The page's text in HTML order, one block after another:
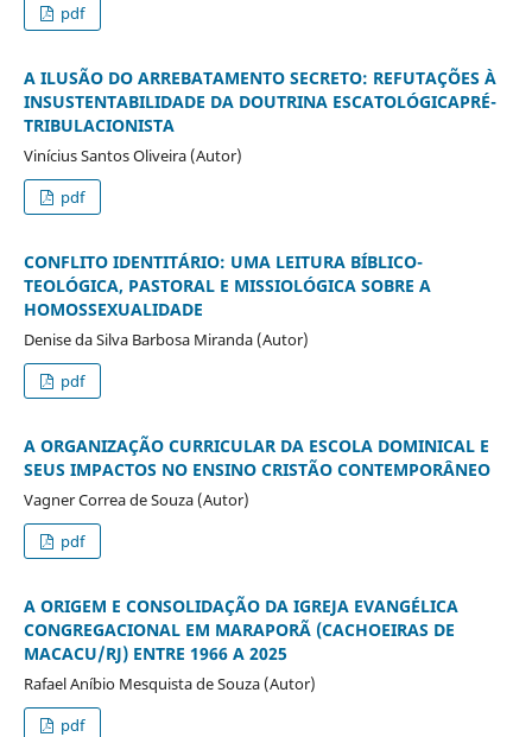
pdf
A ILUSÃO DO ARREBATAMENTO SECRETO: REFUTAÇÕES À
INSUSTENTABILIDADE DA DOUTRINA ESCATOLÓGICAPRÉ-
TRIBULACIONISTA
Vinícius Santos Oliveira (Autor)
pdf
CONFLITO IDENTITÁRIO: UMA LEITURA BÍBLICO-
TEOLÓGICA, PASTORAL E MISSIOLÓGICA SOBRE A
HOMOSSEXUALIDADE
Denise da Silva Barbosa Miranda (Autor)
pdf
A ORGANIZAÇÃO CURRICULAR DA ESCOLA DOMINICAL E
SEUS IMPACTOS NO ENSINO CRISTÃO CONTEMPORÂNEO
Vagner Correa de Souza (Autor)
pdf
A ORIGEM E CONSOLIDAÇÃO DA IGREJA EVANGÉLICA
CONGREGACIONAL EM MARAPORÃ (CACHOEIRAS DE
MACACU/RJ) ENTRE 1966 A 2025
Rafael Aníbio Mesquista de Souza (Autor)
pdf